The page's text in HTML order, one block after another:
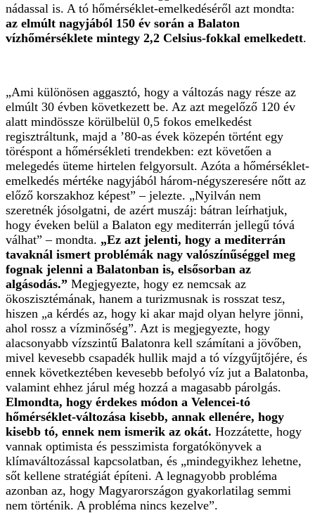
nádassal is. A tó hőmérséklet-emelkedéséről azt mondta:
az elmúlt nagyjából 150 év során a Balaton
vízhőmérséklete mintegy 2,2 Celsius-fokkal emelkedett.
„Ami különösen aggasztó, hogy a változás nagy része az
elmúlt 30 évben következett be. Az azt megelőző 120 év
alatt mindössze körülbelül 0,5 fokos emelkedést
regisztráltunk, majd a ’80-as évek közepén történt egy
töréspont a hőmérsékleti trendekben: ezt követően a
melegedés üteme hirtelen felgyorsult. Azóta a hőmérséklet-
emelkedés mértéke nagyjából három-négyszeresére nőtt az
előző korszakhoz képest” – jelezte. „Nyilván nem
szeretnék jósolgatni, de azért muszáj: bátran leírhatjuk,
hogy éveken belül a Balaton egy mediterrán jellegű tóvá
válhat” – mondta. „Ez azt jelenti, hogy a mediterrán
tavaknál ismert problémák nagy valószínűséggel meg
fognak jelenni a Balatonban is, elsősorban az
algásodás.” Megjegyezte, hogy ez nemcsak az
ökoszisztémának, hanem a turizmusnak is rosszat tesz,
hiszen „a kérdés az, hogy ki akar majd olyan helyre jönni,
ahol rossz a vízminőség”. Azt is megjegyezte, hogy
alacsonyabb vízszintű Balatonra kell számítani a jövőben,
mivel kevesebb csapadék hullik majd a tó vízgyűjtőjére, és
ennek következtében kevesebb befolyó víz jut a Balatonba,
valamint ehhez járul még hozzá a magasabb párolgás.
Elmondta, hogy érdekes módon a Velencei-tó
hőmérséklet-változása kisebb, annak ellenére, hogy
kisebb tó, ennek nem ismerik az okát. Hozzátette, hogy
vannak optimista és pesszimista forgatókönyvek a
klímaváltozással kapcsolatban, és „mindegyikhez lehetne,
sőt kellene stratégiát építeni. A legnagyobb probléma
azonban az, hogy Magyarországon gyakorlatilag semmi
nem történik. A probléma nincs kezelve”.